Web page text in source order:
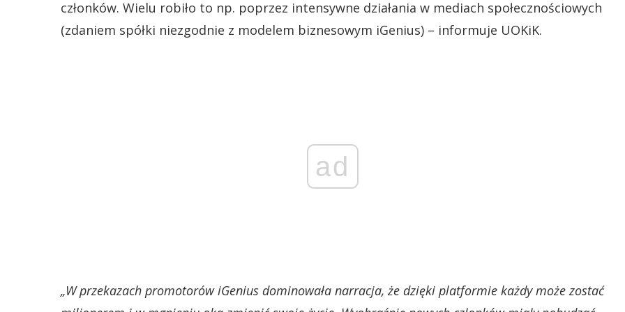
członków. Wielu robiło to np. poprzez intensywne działania w mediach społecznościowych
(zdaniem spółki niezgodnie z modelem biznesowym iGenius) – informuje UOKiK.
ad
„W przekazach promotorów iGenius dominowała narracja, że dzięki platformie każdy może zostać